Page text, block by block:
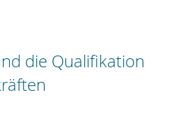
die Qualifikation